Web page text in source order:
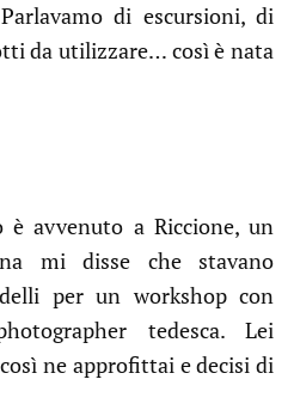
di escursioni, di
da utilizzare… così è nata
avvenuto a Riccione, un
mi disse che stavano
per un workshop con
tedesca. Lei
ne approfittai e decisi di